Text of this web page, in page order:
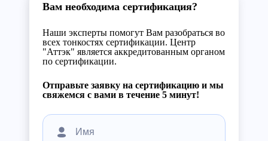
Вам необходима сертификация?
Наши эксперты помогут Вам разобраться во
всех тонкостях сертификации. Центр
"Аттэк" является аккредитованным органом
по сертификации.
Отправьте заявку на сертификацию и мы
свяжемся с вами в течение 5 минут!